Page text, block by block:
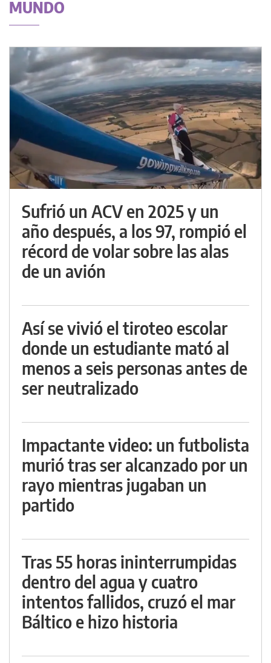
MUNDO
Sufrió un ACV en 2025 y un
año después, a los 97, rompió el
récord de volar sobre las alas
de un avión
Así se vivió el tiroteo escolar
donde un estudiante mató al
menos a seis personas antes de
ser neutralizado
Impactante video: un futbolista
murió tras ser alcanzado por un
rayo mientras jugaban un
partido
Tras 55 horas ininterrumpidas
dentro del agua y cuatro
intentos fallidos, cruzó el mar
Báltico e hizo historia